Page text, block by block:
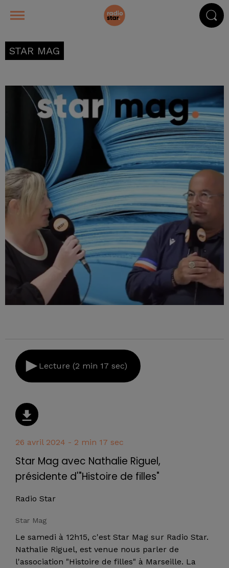
STAR MAG
Lecture (2 min 17 sec)
26 avril 2024 - 2 min 17 sec
Star Mag avec Nathalie Riguel,
présidente d'"Histoire de filles"
Radio Star
Star Mag
Le samedi à 12h15, c'est Star Mag sur Radio Star.
Nathalie Riguel, est venue nous parler de
l'association "Histoire de filles" à Marseille. La